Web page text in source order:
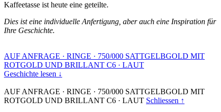
Kaffeetasse ist heute eine geteilte.
Dies ist eine individuelle Anfertigung, aber auch eine Inspiration für
Ihre Geschichte.
AUF ANFRAGE · RINGE · 750/000 SATTGELBGOLD MIT
ROTGOLD UND BRILLANT C6 · LAUT
Geschichte lesen ↓
AUF ANFRAGE · RINGE · 750/000 SATTGELBGOLD MIT
ROTGOLD UND BRILLANT C6 · LAUT Schliessen ↑